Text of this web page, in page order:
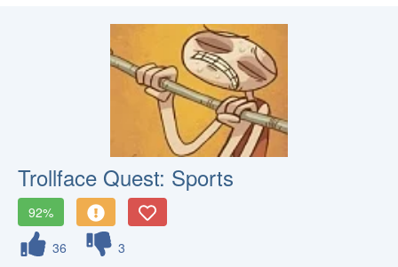
Trollface Quest: Sports
92%
36
3